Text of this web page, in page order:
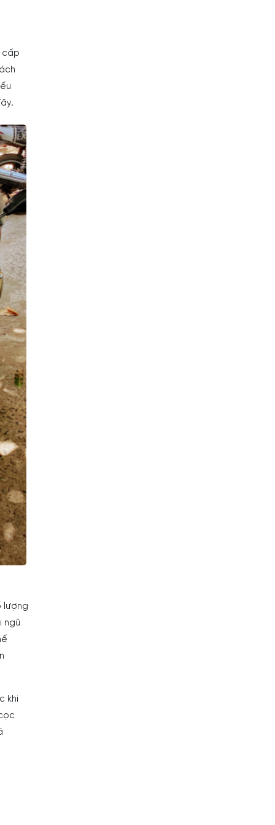
cấp
lượng
ngũ
khi